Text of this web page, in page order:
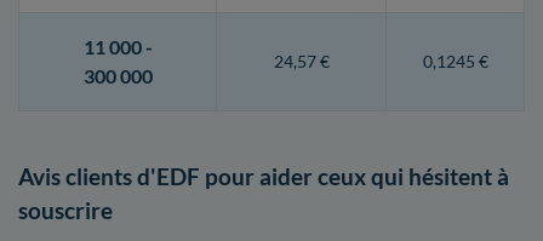
11 000 -
300 000
24,57 € 0,1245 €
Avis clients d'EDF pour aider ceux qui hésitent à
souscrire